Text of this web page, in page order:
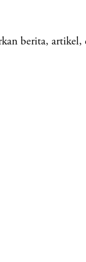
berita,